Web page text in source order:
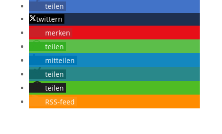
teilen
twittern
merken
teilen
mitteilen
teilen
teilen
RSS-feed